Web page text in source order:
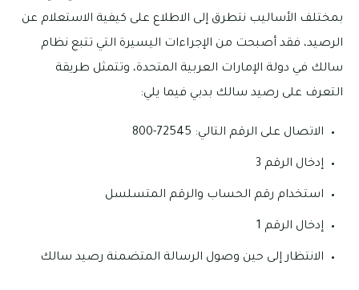
بمختلف الأساليب نتطرق إلى الاطلاع على كيفية الاستعلام عن
الرصيد، فقد أصبحت من الإجراءات اليسيرة التي تتبع نظام
سالك في دولة الإمارات العربية المتحدة، وتتمثل طريقة
التعرف على رصيد سالك بدبي فيما يلي:
الاتصال على الرقم التالي: 72545-800
إدخال الرقم 3
استخدام رقم الحساب والرقم المتسلسل
إدخال الرقم 1
الانتظار إلى حين وصول الرسالة المتضمنة رصيد سالك